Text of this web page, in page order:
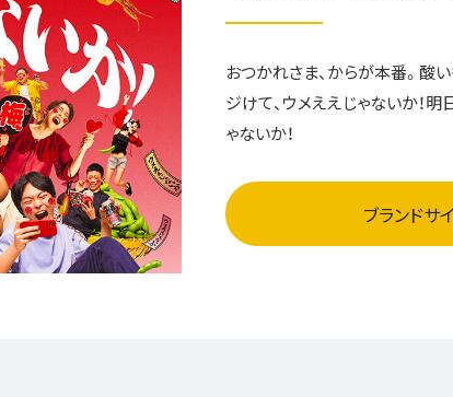
おつかれさま、からが本番。酸
ジけて、ウメええじゃないか！明
ゃないか！
ブランドサ